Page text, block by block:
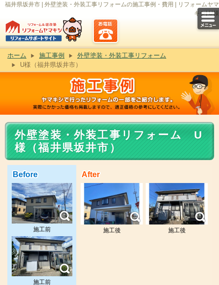
福井県坂井市 | 外壁塗装・外装工事リフォームの施工事例・費用 | リフォームヤマ
キシ| U様
ホーム 施工事例
外壁塗装・外装工事リフォーム
U様（福井県坂井市）
外壁塗装・外装工事リフォーム U
様（福井県坂井市）
Before
施工前
施工前
After
施工後 施工後